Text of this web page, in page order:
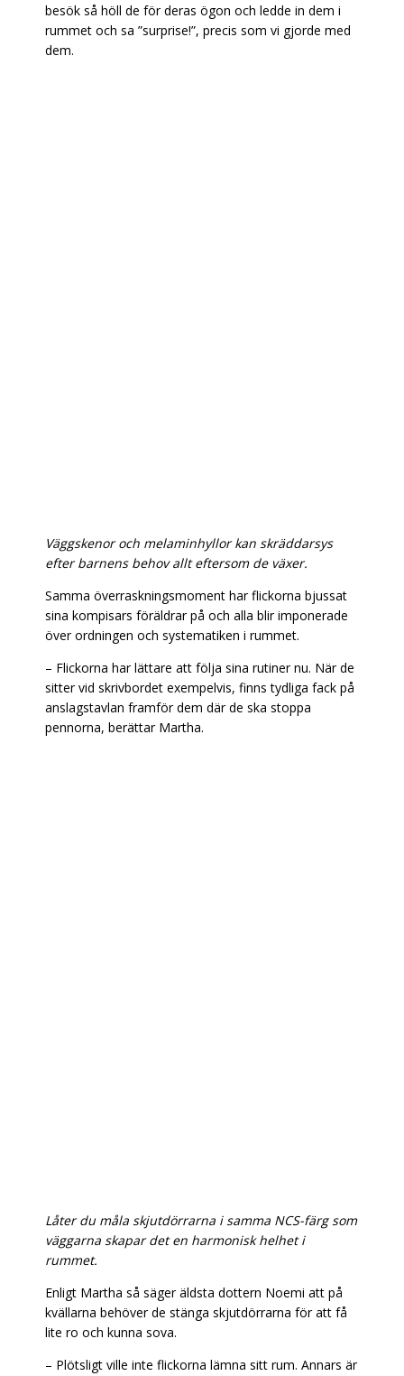
besök så höll de för deras ögon och ledde in dem i
rummet och sa ”surprise!”, precis som vi gjorde med
dem.
Väggskenor och melaminhyllor kan skräddarsys
efter barnens behov allt eftersom de växer.
Samma överraskningsmoment har flickorna bjussat
sina kompisars föräldrar på och alla blir imponerade
över ordningen och systematiken i rummet.
– Flickorna har lättare att följa sina rutiner nu. När de
sitter vid skrivbordet exempelvis, finns tydliga fack på
anslagstavlan framför dem där de ska stoppa
pennorna, berättar Martha.
Låter du måla skjutdörrarna i samma NCS-färg som
väggarna skapar det en harmonisk helhet i
rummet.
Enligt Martha så säger äldsta dottern Noemi att på
kvällarna behöver de stänga skjutdörrarna för att få
lite ro och kunna sova.
– Plötsligt ville inte flickorna lämna sitt rum. Annars är